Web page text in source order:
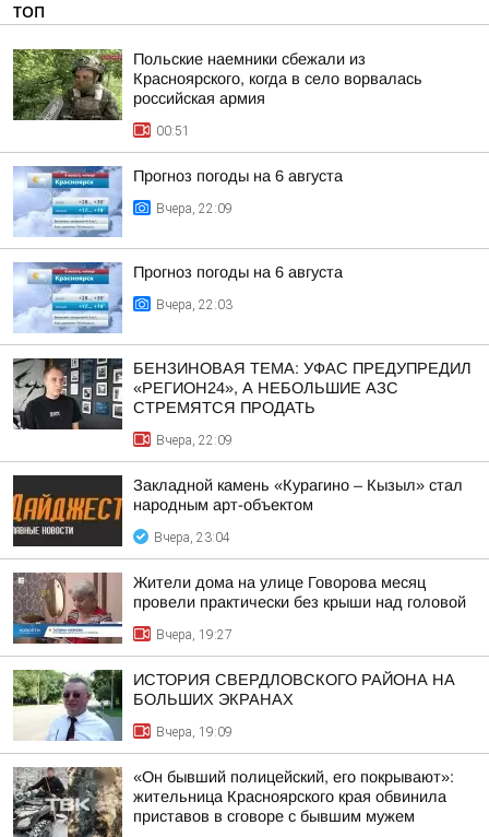
ТОП
Польские наемники сбежали из
Красноярского, когда в село ворвалась
российская армия
00:51
Прогноз погоды на 6 августа
Вчера, 22:09
Прогноз погоды на 6 августа
Вчера, 22:03
БЕНЗИНОВАЯ ТЕМА: УФАС ПРЕДУПРЕДИЛ
«РЕГИОН24», А НЕБОЛЬШИЕ АЗС
СТРЕМЯТСЯ ПРОДАТЬ
Вчера, 22:09
Закладной камень «Курагино – Кызыл» стал
народным арт-объектом
Вчера, 23:04
Жители дома на улице Говорова месяц
провели практически без крыши над головой
Вчера, 19:27
ИСТОРИЯ СВЕРДЛОВСКОГО РАЙОНА НА
БОЛЬШИХ ЭКРАНАХ
Вчера, 19:09
«Он бывший полицейский, его покрывают»:
жительница Красноярского края обвинила
приставов в сговоре с бывшим мужем